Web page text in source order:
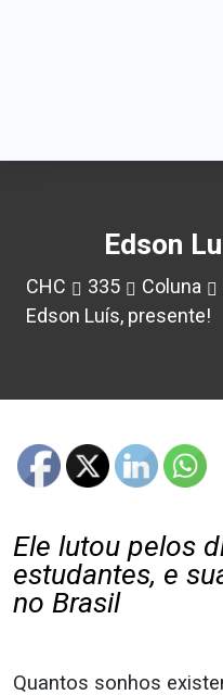
Edson
CHC 335 Coluna
Edson Luís, presente!
Ele lutou pelos
estudantes, e
no Brasil
Quantos sonhos